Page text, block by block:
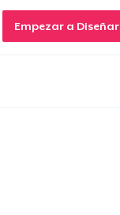
Empezar a Diseñar